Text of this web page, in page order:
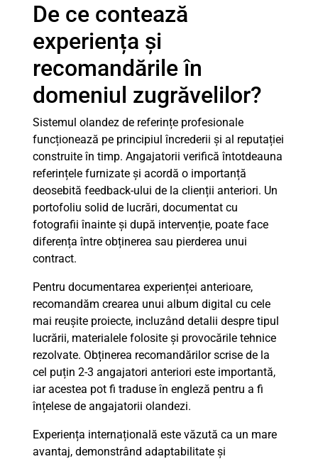
De ce contează
experiența și
recomandările în
domeniul zugrăvelilor?
Sistemul olandez de referințe profesionale
funcționează pe principiul încrederii și al reputației
construite în timp. Angajatorii verifică întotdeauna
referințele furnizate și acordă o importanță
deosebită feedback-ului de la clienții anteriori. Un
portofoliu solid de lucrări, documentat cu
fotografii înainte și după intervenție, poate face
diferența între obținerea sau pierderea unui
contract.
Pentru documentarea experienței anterioare,
recomandăm crearea unui album digital cu cele
mai reușite proiecte, incluzând detalii despre tipul
lucrării, materialele folosite și provocările tehnice
rezolvate. Obținerea recomandărilor scrise de la
cel puțin 2-3 angajatori anteriori este importantă,
iar acestea pot fi traduse în engleză pentru a fi
înțelese de angajatorii olandezi.
Experiența internațională este văzută ca un mare
avantaj, demonstrând adaptabilitate și